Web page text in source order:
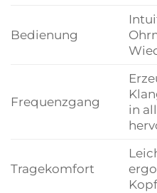
Bedienung
Frequenzgang
in
Tragekomfort